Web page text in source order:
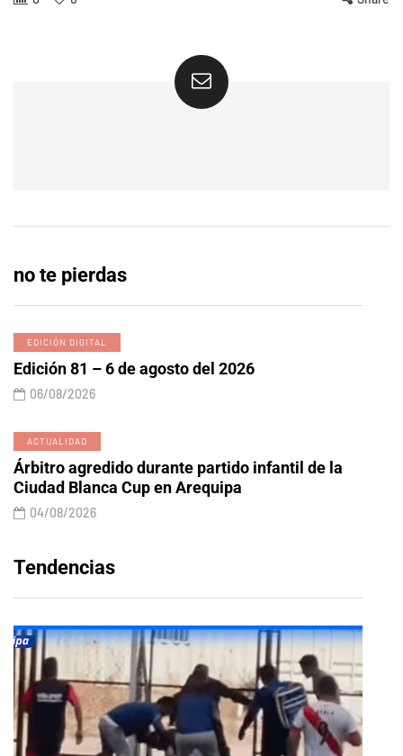
no te pierdas
EDICIÓN DIGITAL
Edición 81 – 6 de agosto del 2026
06/08/2026
ACTUALIDAD
Árbitro agredido durante partido infantil de la
Ciudad Blanca Cup en Arequipa
04/08/2026
Tendencias